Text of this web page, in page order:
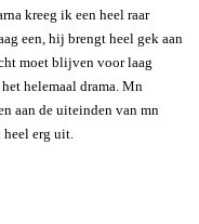
kreeg ik een heel raar
een, hij brengt heel gek aan
moet blijven voor laag
helemaal drama. Mn
aan de uiteinden van mn
erg uit.